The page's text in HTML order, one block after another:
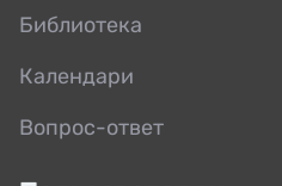
Библиотека
Календари
Вопрос-ответ